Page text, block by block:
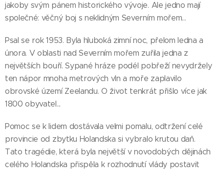
jakoby svým pánem historického vývoje. Ale jedno mají
společné: věčný boj s neklidným Severním mořem...
Psal se rok 1953. Byla hluboká zimní noc, přelom ledna a
února. V oblasti nad Severním mořem zuřila jedna z
největších bouří. Sypané hráze podél pobřeží nevydržely
ten nápor mnoha metrových vln a moře zaplavilo
obrovské území Zeelandu. O život tenkrát přišlo více jak
1800 obyvatel...
Pomoc se k lidem dostávala velmi pomalu, odtržení celé
provincie od zbytku Holandska si vybralo krutou daň.
Tato tragédie, která byla největší v novodobých dějinách
celého Holandska přispěla k rozhodnutí vlády postavit